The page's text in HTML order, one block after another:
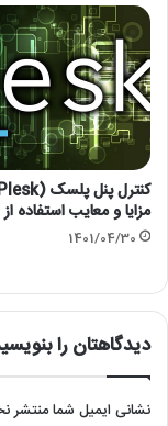
مزایا و معایب استفاده
1401/04/30
دیدگاهتان را
نشانی ایمیل شما منتشر